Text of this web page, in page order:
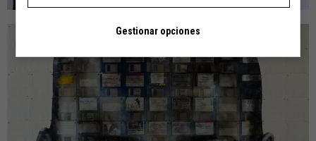
Gestionar opciones